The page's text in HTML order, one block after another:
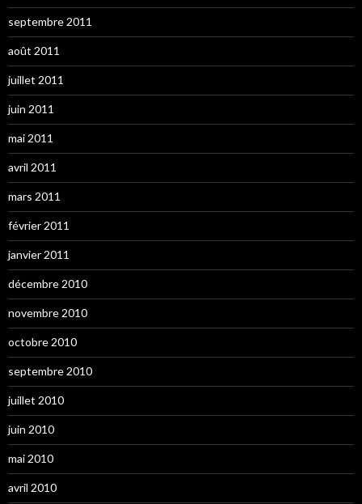
septembre 2011
août 2011
juillet 2011
juin 2011
mai 2011
avril 2011
mars 2011
février 2011
janvier 2011
décembre 2010
novembre 2010
octobre 2010
septembre 2010
juillet 2010
juin 2010
mai 2010
avril 2010